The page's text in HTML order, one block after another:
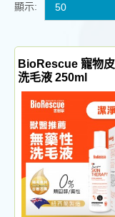
顯示:
BioRescue 寵物
洗毛液 250ml